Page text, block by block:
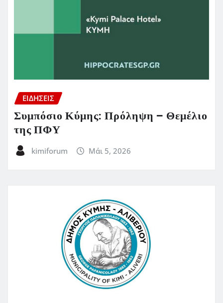
ΕΙΔΗΣΕΙΣ
Συμπόσιο Κύμης: Πρόληψη – Θεμέλιο
της ΠΦΥ
kimiforum Μάι 5, 2026